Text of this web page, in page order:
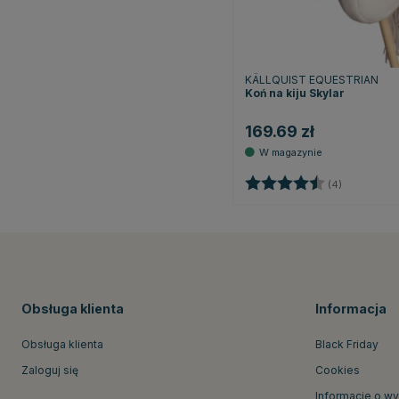
KÄLLQUIST EQUESTRIAN
Koń na kiju Skylar
169.69 zł
Ocena: (4)
Obsługa klienta
Obsługa klienta
Zaloguj się
Informacja
Black Friday
Cookies
Informacje o